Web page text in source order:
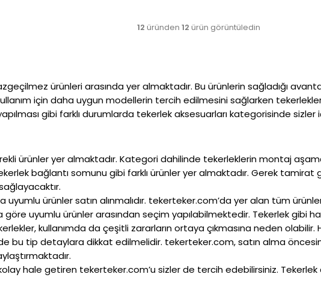
12 üründen12 ürün görüntüledin
ürünleri arasında yer almaktadır. Bu ürünlerin sağladığı
için daha uygun modellerin tercih edilmesini sağlarken
gibi farklı durumlarda tekerlek aksesuarları kategorisinde
ürünler yer almaktadır. Kategori dahilinde tekerleklerin montaj
bağlantı somunu gibi farklı ürünler yer almaktadır. Gerek
ürünler satın alınmalıdır. tekerteker.com’da yer alan tüm
uyumlu ürünler arasından seçim yapılabilmektedir. Tekerlek gibi
kullanımda da çeşitli zararların ortaya çıkmasına neden
bu tip detaylara dikkat edilmelidir. tekerteker.com, satın alma
hale getiren tekerteker.com’u sizler de tercih edebilirsiniz. Tekerlek